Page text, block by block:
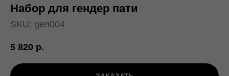
Набор для гендер пати
SKU: gen004
5 820 р.